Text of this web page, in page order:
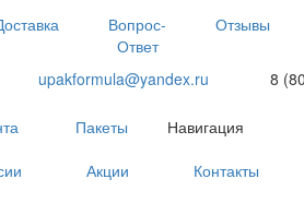
Вопрос-
Ответ
Отзывы
upakformula@yandex.ru 8
Пакеты
Навигация
Акции Контакты